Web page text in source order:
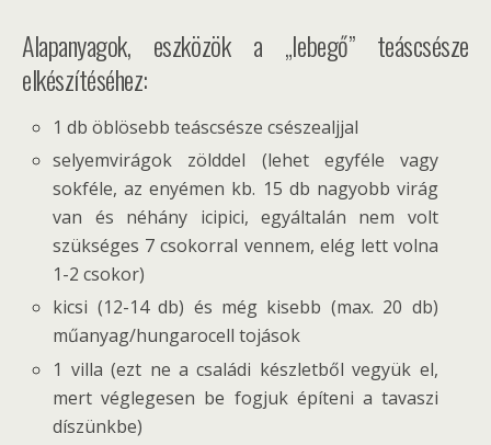
Alapanyagok, eszközök a „lebegő” teáscsésze
elkészítéséhez:
1 db öblösebb teáscsésze csészealjjal
selyemvirágok zölddel (lehet egyféle vagy
sokféle, az enyémen kb. 15 db nagyobb virág
van és néhány icipici, egyáltalán nem volt
szükséges 7 csokorral vennem, elég lett volna
1-2 csokor)
kicsi (12-14 db) és még kisebb (max. 20 db)
műanyag/hungarocell tojások
1 villa (ezt ne a családi készletből vegyük el,
mert véglegesen be fogjuk építeni a tavaszi
díszünkbe)